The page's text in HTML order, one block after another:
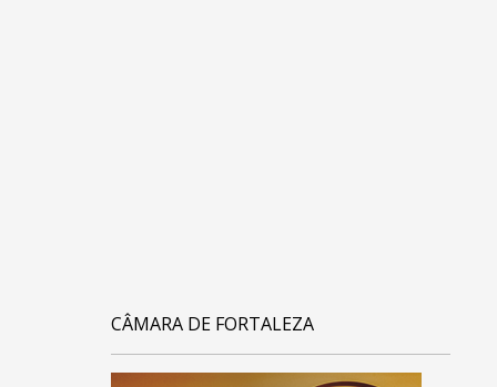
CÂMARA DE FORTALEZA